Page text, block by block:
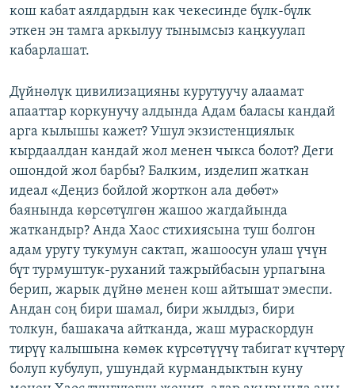
кош кабат аялдардын как чекесинде бүлк-бүлк
эткен эн тамга аркылуу тынымсыз каңкуулап
кабарлашат.
Дүйнөлүк цивилизацияны курутуучу алаамат
апааттар коркунучу алдында Адам баласы кандай
арга кылышы кажет? Ушул экзистенциялык
кырдаалдан кандай жол менен чыкса болот? Деги
ошондой жол барбы? Балким, изделип жаткан
идеал «Деңиз бойлой жорткон ала дөбөт»
баянында көрсөтүлгөн жашоо жагдайында
жаткандыр? Анда Хаос стихиясына туш болгон
адам уругу тукумун сактап, жашоосун улаш үчүн
бүт турмуштук-руханий тажрыйбасын урпагына
берип, жарык дүйнө менен кош айтышат эмеспи.
Андан соң бири шамал, бири жылдыз, бири
толкун, башакача айтканда, жаш мураскордун
тирүү калышына көмөк күрсөтүүчү табигат күчтөрү
болуп кубулуп, ушундай курмандыктын куну